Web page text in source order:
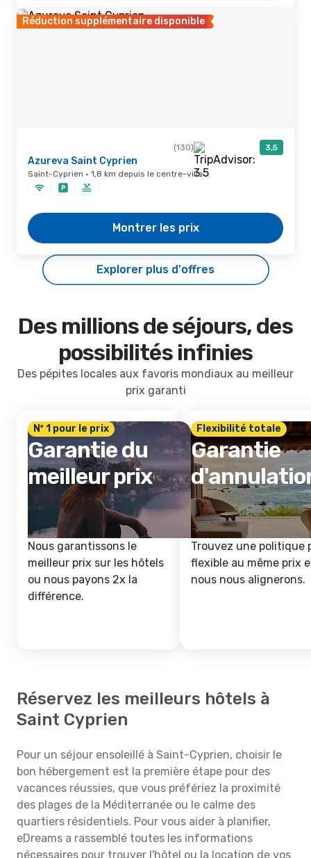
Réduction supplémentaire disponible
(130) 3,5
Azureva Saint Cyprien
Saint-Cyprien · 1,8 km depuis le centre-ville
Montrer les prix
Explorer plus d'offres
Des millions de séjours, des
possibilités infinies
Des pépites locales aux favoris mondiaux au meilleur
prix garanti
Nº 1 pour le prix
Garantie du
meilleur prix
Nous garantissons le
meilleur prix sur les hôtels
ou nous payons 2x la
différence.
Flexibilité totale
Garantie
Trouvez une politique
flexible au même prix
nous nous alignerons.
Réservez les meilleurs hôtels à
Saint Cyprien
Pour un séjour ensoleillé à Saint-Cyprien, choisir le
bon hébergement est la première étape pour des
vacances réussies, que vous préfériez la proximité
des plages de la Méditerranée ou le calme des
quartiers résidentiels. Pour vous aider à planifier,
eDreams a rassemblé toutes les informations
nécessaires pour trouver l'hôtel ou la location de vos